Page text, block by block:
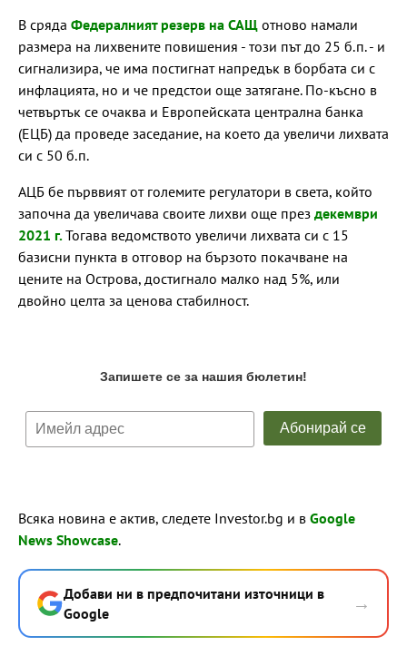
В сряда Федералният резерв на САЩ отново намали
размера на лихвените повишения - този път до 25 б.п. - и
сигнализира, че има постигнат напредък в борбата си с
инфлацията, но и че предстои още затягане. По-късно в
четвъртък се очаква и Европейската централна банка
(ЕЦБ) да проведе заседание, на което да увеличи лихвата
си с 50 б.п.
АЦБ бе първвият от големите регулатори в света, който
започна да увеличава своите лихви още през декември
2021 г.Тогава ведомството увеличи лихвата си с 15
базисни пункта в отговор на бързото покачване на
цените на Острова, достигнало малко над 5%, или
двойно целта за ценова стабилност.
Всяка новина е актив, следете Investor.bg и в Google
News Showcase.
Добави ни в предпочитани източници в
Google
→